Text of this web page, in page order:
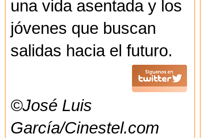
una vida asentada y los
jóvenes que buscan
salidas hacia el futuro.
©José Luis
García/Cinestel.com